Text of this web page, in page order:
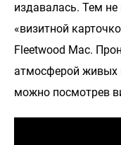
издавалась. Тем
«визитной
Fleetwood Mac.
атмосферой живых
можно посмотрев